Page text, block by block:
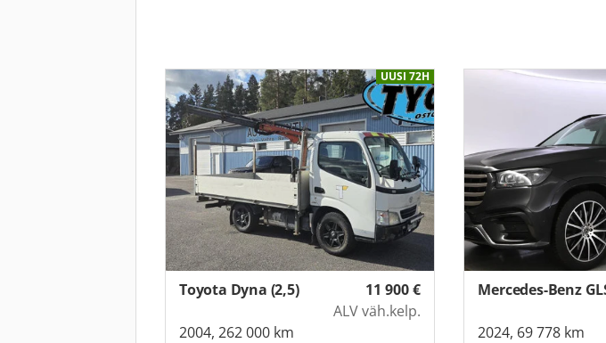
UUSI 72H
11 900€
ALV väh.kelp.
Toyota Dyna (2,5)
2004, 262 000 km 2024, 69 778 km